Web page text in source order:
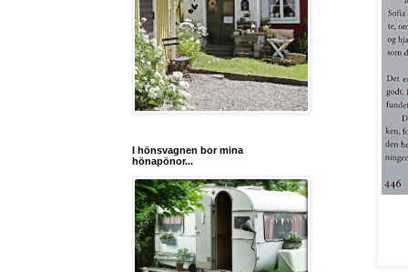
I hönsvagnen bor mina
hönapönor...